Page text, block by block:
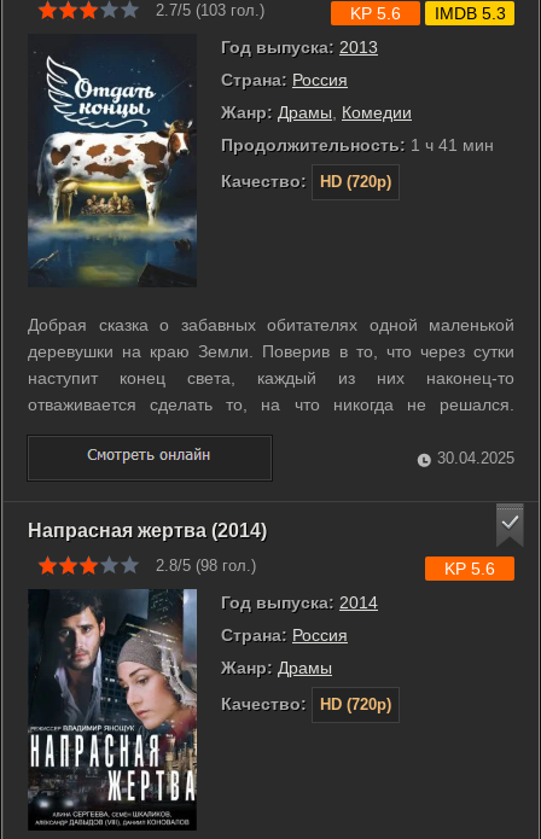
2.7/5 (103 гол.)
Год выпуска: 2013
Страна: Россия
Жанр: Драмы, Комедии
Продолжительность: 1 ч 41 мин
Качество:
HD (720p)
KP 5.6 IMDB 5.3
Добрая сказка о забавных обитателях одной маленькой
деревушки на краю Земли. Поверив в то, что через сутки
наступит конец света, каждый из них наконец-то
отваживается сделать то, на что никогда не решался.
Апокалипсис сдвигает их с привычных мест, но... так и не
происходит. И приходится милым чудакам заново учиться
любить, драться и выживать... ...
30.04.2025
Напрасная жертва (2014)
2.8/5 (98 гол.)
Год выпуска: 2014
Страна: Россия
Жанр: Драмы
Качество:
HD (720p)
KP 5.6